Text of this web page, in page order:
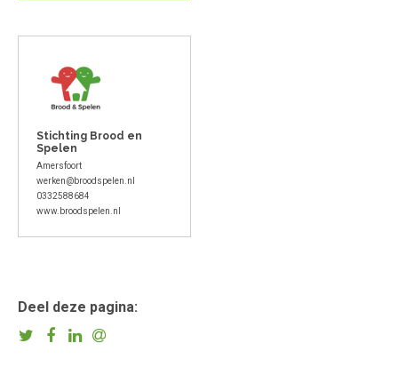
Stichting Brood en
Spelen
Amersfoort
werken@broodspelen.nl
0332588684
www.broodspelen.nl
Deel deze pagina: